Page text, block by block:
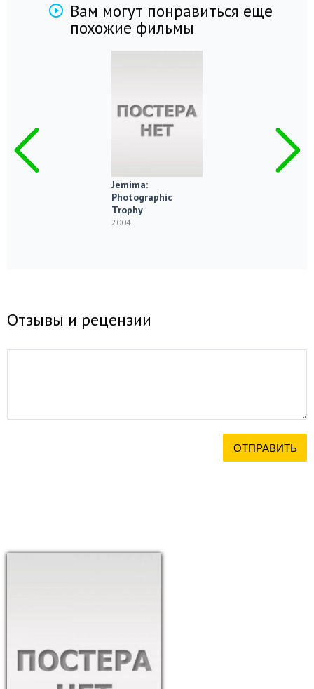
Вам могут понравиться еще
похожие фильмы
Jemima:
Photographic
Trophy
2004
Отзывы и рецензии